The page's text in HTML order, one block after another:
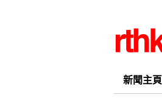
新聞主頁